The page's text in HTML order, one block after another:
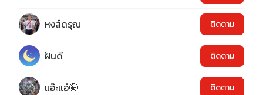
หงส์ดรุณ ติดตาม
ฝันดี ติดตาม
แอ๊ะแอ๋🤪 ติดตาม